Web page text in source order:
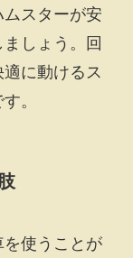
スターが安
しょう。回
に動けるス
。
使うことが